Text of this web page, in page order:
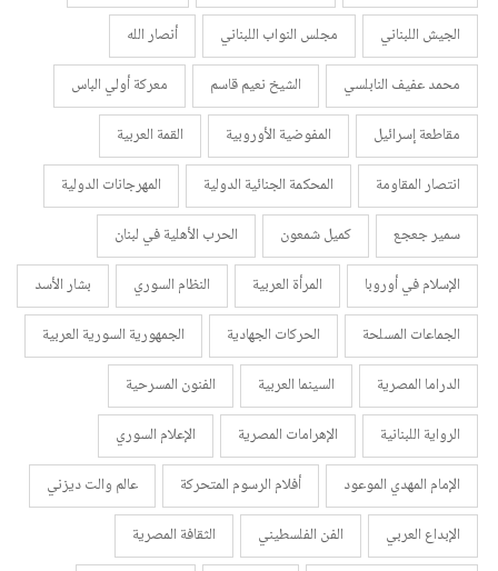
الجيش اللبناني
مجلس النواب اللبناني
أنصار الله
محمد عفيف النابلسي
الشيخ نعيم قاسم
معركة أولي الباس
مقاطعة إسرائيل
المفوضية الأوروبية
القمة العربية
انتصار المقاومة
المحكمة الجنائية الدولية
المهرجانات الدولية
سمير جعجع
كميل شمعون
الحرب الأهلية في لبنان
الإسلام في أوروبا
المرأة العربية النظام السوري
بشار الأسد
الجماعات المسلحة
الحركات الجهادية
الجمهورية السورية العربية
الدراما المصرية
السينما العربية
الفنون المسرحية
الرواية اللبنانية
الإهرامات المصرية
الإعلام السوري
الإمام المهدي الموعود
أفلام الرسوم المتحركة
عالم والت ديزني
الإبداع العربي
الفن الفلسطيني
الثقافة المصرية